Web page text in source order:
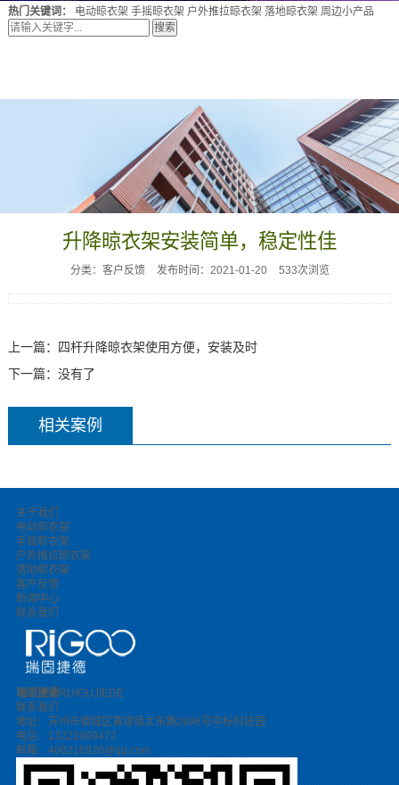
热门关键词： 电动晾衣架 手摇晾衣架 户外推拉晾衣架 落地晾衣架 周边小产品
搜索
升降晾衣架安装简单，稳定性佳
分类：客户反馈 发布时间：2021-01-20 533次浏览
上一篇：
四杆升降晾衣架使用方便，安装及时
下一篇：没有了
相关案例
关于我们
电动晾衣架
手摇晾衣架
户外推拉晾衣架
落地晾衣架
客户反馈
新闻中心
联系我们
瑞固捷德RUIGUJIEDE
联系我们
地址：苏州市相城区黄埭镇太东路2996号中标科技园
电话：13222999472
邮箱：406216920@qq.com